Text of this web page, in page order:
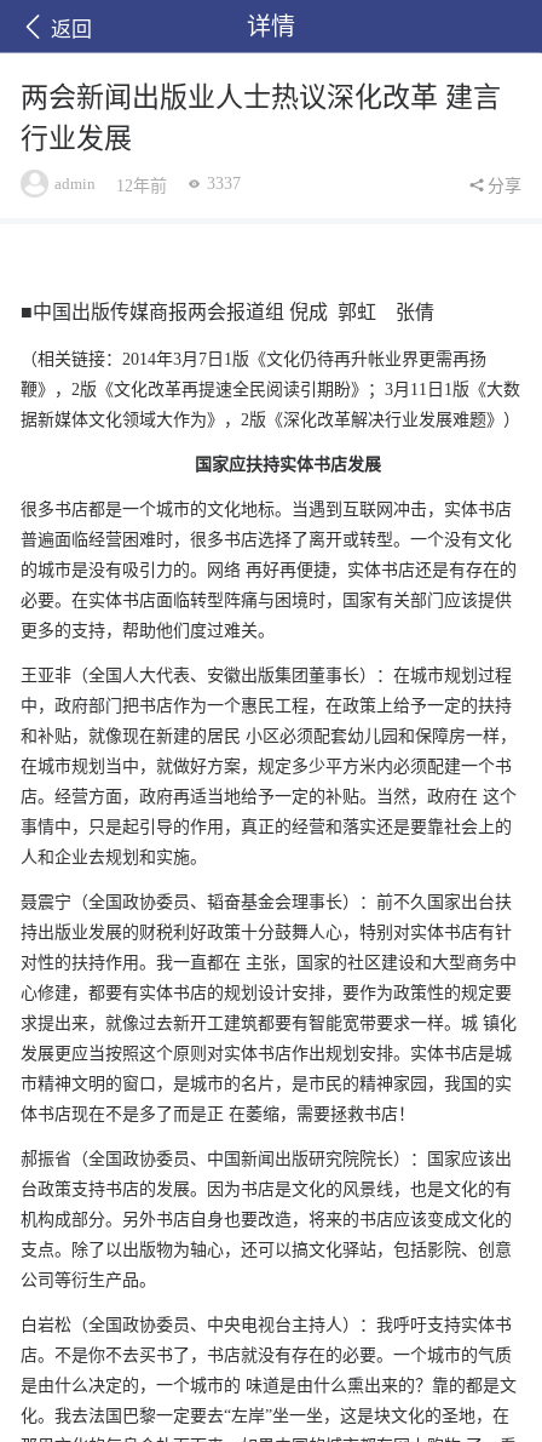
返回 详情
两会新闻出版业人士热议深化改革 建言
行业发展
admin 12年前 3337 分享
■中国出版传媒商报两会报道组 倪成 郭虹 张倩
（相关链接：2014年3月7日1版《文化仍待再升帐业界更需再扬
鞭》，2版《文化改革再提速全民阅读引期盼》；3月11日1版《大数
据新媒体文化领域大作为》，2版《深化改革解决行业发展难题》）
国家应扶持实体书店发展
很多书店都是一个城市的文化地标。当遇到互联网冲击，实体书店
普遍面临经营困难时，很多书店选择了离开或转型。一个没有文化
的城市是没有吸引力的。网络 再好再便捷，实体书店还是有存在的
必要。在实体书店面临转型阵痛与困境时，国家有关部门应该提供
更多的支持，帮助他们度过难关。
王亚非（全国人大代表、安徽出版集团董事长）：在城市规划过程
中，政府部门把书店作为一个惠民工程，在政策上给予一定的扶持
和补贴，就像现在新建的居民 小区必须配套幼儿园和保障房一样，
在城市规划当中，就做好方案，规定多少平方米内必须配建一个书
店。经营方面，政府再适当地给予一定的补贴。当然，政府在 这个
事情中，只是起引导的作用，真正的经营和落实还是要靠社会上的
人和企业去规划和实施。
聂震宁（全国政协委员、韬奋基金会理事长）：前不久国家出台扶
持出版业发展的财税利好政策十分鼓舞人心，特别对实体书店有针
对性的扶持作用。我一直都在 主张，国家的社区建设和大型商务中
心修建，都要有实体书店的规划设计安排，要作为政策性的规定要
求提出来，就像过去新开工建筑都要有智能宽带要求一样。城 镇化
发展更应当按照这个原则对实体书店作出规划安排。实体书店是城
市精神文明的窗口，是城市的名片，是市民的精神家园，我国的实
体书店现在不是多了而是正 在萎缩，需要拯救书店！
郝振省（全国政协委员、中国新闻出版研究院院长）：国家应该出
台政策支持书店的发展。因为书店是文化的风景线，也是文化的有
机构成部分。另外书店自身也要改造，将来的书店应该变成文化的
支点。除了以出版物为轴心，还可以搞文化驿站，包括影院、创意
公司等衍生产品。
白岩松（全国政协委员、中央电视台主持人）：我呼吁支持实体书
店。不是你不去买书了，书店就没有存在的必要。一个城市的气质
是由什么决定的，一个城市的 味道是由什么熏出来的？靠的都是文
化。我去法国巴黎一定要去“左岸”坐一坐，这是块文化的圣地，在